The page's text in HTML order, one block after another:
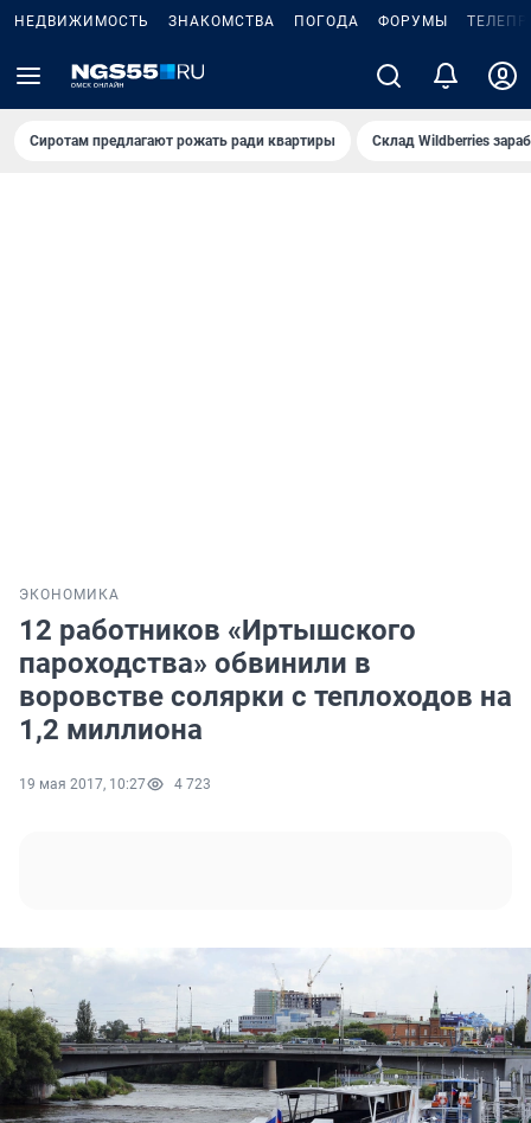
НЕДВИЖИМОСТЬ ЗНАКОМСТВА ПОГОДА ФОРУМЫ
Сиротам предлагают рожать ради квартиры Склад Wildberries
ЭКОНОМИКА
12 работников «Иртышского
пароходства» обвинили в
воровстве солярки с теплоходов на
1,2 миллиона
19 мая 2017, 10:27 4 723